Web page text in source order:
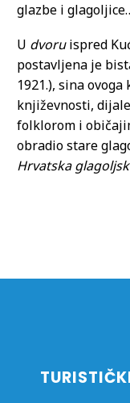
glazbe i
U dvoruispred
postavljena je
1921.), sina
književnosti,
folklorom i
obradio stare
Hrvatska